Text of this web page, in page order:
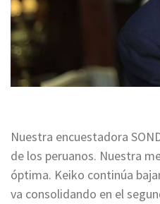
Nuestra encuestadora
de los peruanos. Nuestra
óptima. Keiko continúa
va consolidando en el